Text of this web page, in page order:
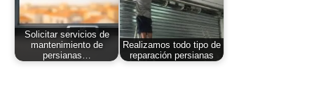
Solicitar servicios de
mantenimiento de
persianas…
Realizamos todo tipo de
reparación persianas